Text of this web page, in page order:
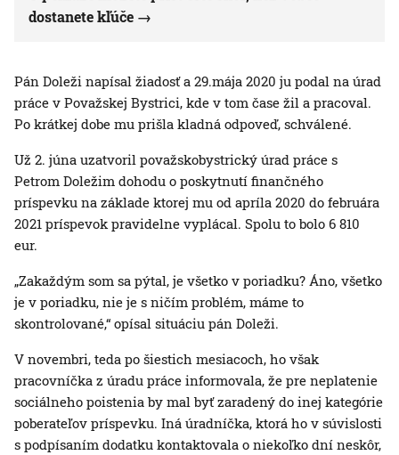
dostanete kľúče
Pán Doleži napísal žiadosť a 29.mája 2020 ju podal na úrad
práce v Považskej Bystrici, kde v tom čase žil a pracoval.
Po krátkej dobe mu prišla kladná odpoveď, schválené.
Už 2. júna uzatvoril považskobystrický úrad práce s
Petrom Doležim dohodu o poskytnutí finančného
príspevku na základe ktorej mu od apríla 2020 do februára
2021 príspevok pravidelne vyplácal. Spolu to bolo 6 810
eur.
„Zakaždým som sa pýtal, je všetko v poriadku? Áno, všetko
je v poriadku, nie je s ničím problém, máme to
skontrolované,“ opísal situáciu pán Doleži.
V novembri, teda po šiestich mesiacoch, ho však
pracovníčka z úradu práce informovala, že pre neplatenie
sociálneho poistenia by mal byť zaradený do inej kategórie
poberateľov príspevku. Iná úradníčka, ktorá ho v súvislosti
s podpísaním dodatku kontaktovala o niekoľko dní neskôr,